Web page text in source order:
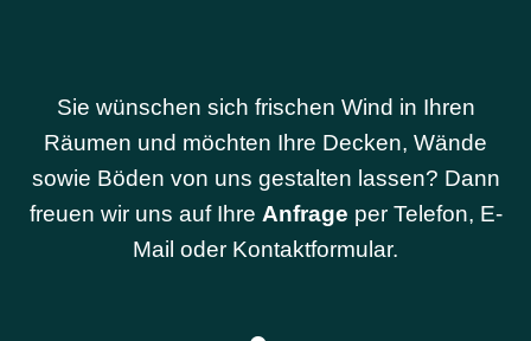
Sie wünschen sich frischen Wind in Ihren
Räumen und möchten Ihre Decken, Wände
sowie Böden von uns gestalten lassen? Dann
freuen wir uns auf Ihre Anfrage per Telefon, E-
Mail oder Kontaktformular.